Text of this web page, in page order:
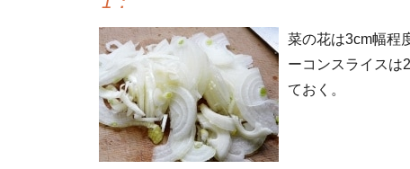
菜の花は3cm幅程
ーコンスライスは
ておく。